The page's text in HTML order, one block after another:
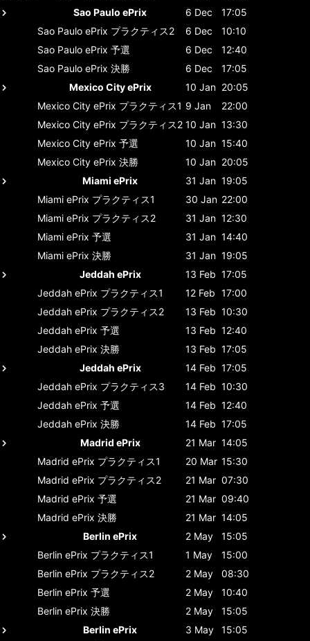
Sao Paulo ePrix
6 Dec
17:05
Sao Paulo ePrix プラクティス2 6 Dec
10:10
Sao Paulo ePrix 予選 6 Dec
12:40
Sao Paulo ePrix 決勝 6 Dec
17:05
Mexico City ePrix
10 Jan 20:05
Mexico City ePrix プラクティス1 9 Jan
22:00
Mexico City ePrix プラクティス2 10 Jan 13:30
Mexico City ePrix 予選 10 Jan 15:40
Mexico City ePrix 決勝 10 Jan 20:05
Miami ePrix
31 Jan 19:05
Miami ePrix プラクティス1 30 Jan 22:00
Miami ePrix プラクティス2 31 Jan 12:30
Miami ePrix 予選 31 Jan 14:40
Miami ePrix 決勝 31 Jan 19:05
Jeddah ePrix
13 Feb 17:05
Jeddah ePrix プラクティス1 12 Feb 17:00
Jeddah ePrix プラクティス2 13 Feb 10:30
Jeddah ePrix 予選 13 Feb 12:40
Jeddah ePrix 決勝 13 Feb 17:05
Jeddah ePrix
14 Feb 17:05
Jeddah ePrix プラクティス3 14 Feb 10:30
Jeddah ePrix 予選 14 Feb 12:40
Jeddah ePrix 決勝 14 Feb 17:05
Madrid ePrix
21 Mar 14:05
Madrid ePrix プラクティス1 20 Mar 15:30
Madrid ePrix プラクティス2 21 Mar 07:30
Madrid ePrix 予選 21 Mar 09:40
Madrid ePrix 決勝 21 Mar 14:05
Berlin ePrix
2 May
15:05
Berlin ePrix プラクティス1 1 May
15:00
Berlin ePrix プラクティス2 2 May
08:30
Berlin ePrix 予選 2 May
10:40
Berlin ePrix 決勝 2 May
15:05
Berlin ePrix
3 May
15:05